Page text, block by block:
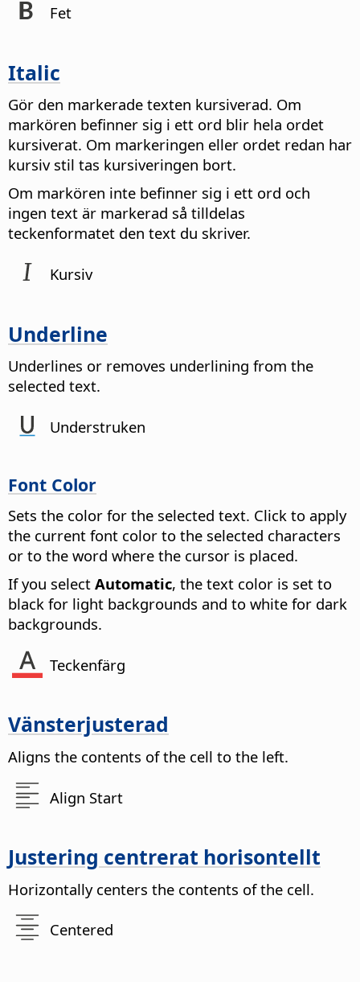
Fet
Italic
Gör den markerade texten kursiverad. Om
markören befinner sig i ett ord blir hela ordet
kursiverat. Om markeringen eller ordet redan har
kursiv stil tas kursiveringen bort.
Om markören inte befinner sig i ett ord och
ingen text är markerad så tilldelas
teckenformatet den text du skriver.
Kursiv
Underline
Underlines or removes underlining from the
selected text.
Understruken
Font Color
Sets the color for the selected text. Click to apply
the current font color to the selected characters
or to the word where the cursor is placed.
If you select Automatic, the text color is set to
black for light backgrounds and to white for dark
backgrounds.
Teckenfärg
Vänsterjusterad
Aligns the contents of the cell to the left.
Align Start
Justering centrerat horisontellt
Horizontally centers the contents of the cell.
Centered